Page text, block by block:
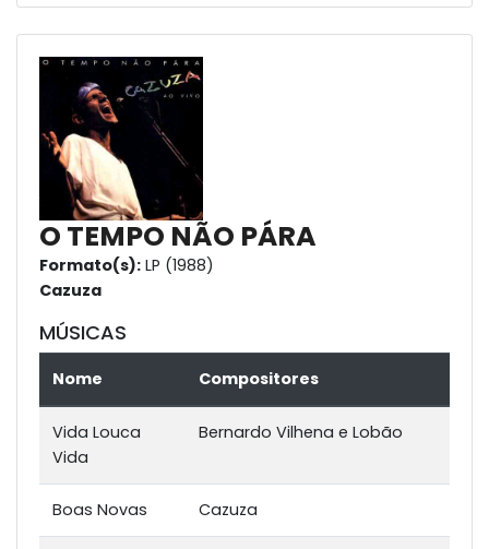
O TEMPO NÃO PÁRA
Formato(s): LP (1988)
Cazuza
MÚSICAS
Nome Compositores
Vida Louca
Vida
Bernardo Vilhena e Lobão
Boas Novas Cazuza